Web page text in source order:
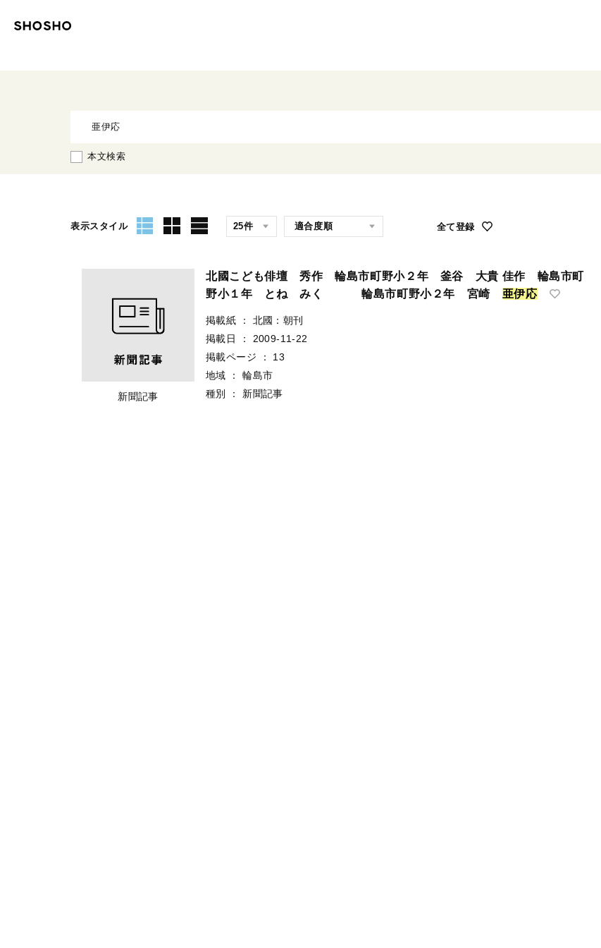
本文検索
表示スタイル 全て登録
新聞記事
北國こども俳壇 秀作 輪島市町野小２年 釜谷 大貴 佳作 輪島市町
野小１年 とね みく 輪島市町野小２年 宮崎 亜伊応
掲載紙 ：
北國：朝刊
掲載日
：
2009-11-22
掲載ページ
：
13
地域
：
輪島市
種別
： 新聞記事